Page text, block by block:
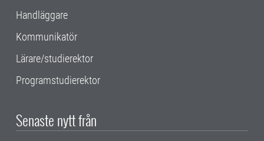
Handläggare
Kommunikatör
Lärare/studierektor
Programstudierektor
Senaste nytt från